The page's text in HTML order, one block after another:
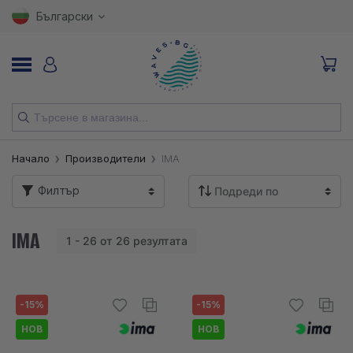
Български
НОВИ
ВЪДИЦИ
КУКИ
ВЛАКНА
Начало Производители IMA
Филтър
IMA 1 - 26 от 26 резултата
-15%
НОВ
-15%
НОВ